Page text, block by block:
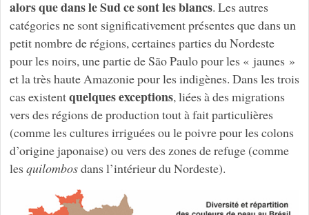
alors que dans le Sud ce sont les blancs. Les autres
catégories ne sont significativement présentes que dans un
petit nombre de régions, certaines parties du Nordeste
pour les noirs, une partie de São Paulo pour les « jaunes »
et la très haute Amazonie pour les indigènes. Dans les trois
cas existentquelques exceptions, liées à des migrations
vers des régions de production tout à fait particulières
(comme les cultures irriguées ou le poivre pour les colons
d’origine japonaise) ou vers des zones de refuge (comme
les quilombosdans l’intérieur du Nordeste).